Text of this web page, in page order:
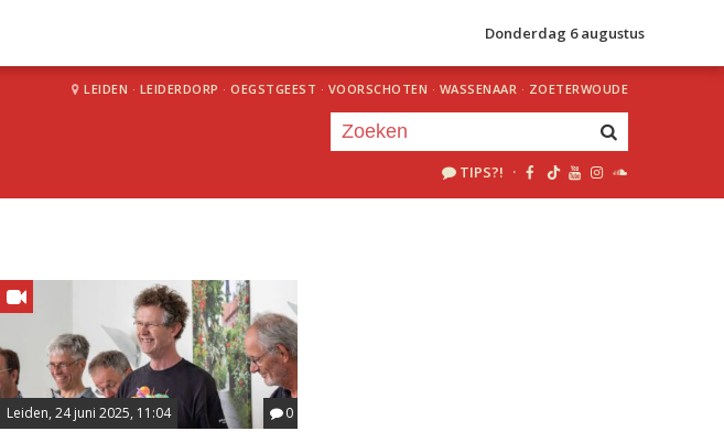
Donderdag 6 augustus
LEIDEN · LEIDERDORP · OEGSTGEEST · VOORSCHOTEN · WASSENAAR · ZOETERWOUDE
TIPS?! ·
Leiden, 24 juni 2025, 11:04 0